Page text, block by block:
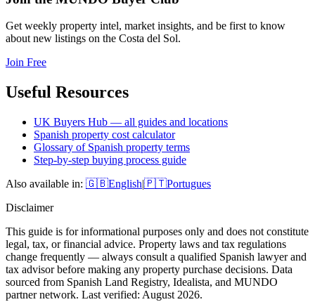
Get weekly property intel, market insights, and be first to know
about new listings on the Costa del Sol.
Join Free
Useful Resources
UK Buyers Hub — all guides and locations
Spanish property cost calculator
Glossary of Spanish property terms
Step-by-step buying process guide
Also available in: 🇬🇧English|🇵🇹Portugues
Disclaimer
This guide is for informational purposes only and does not constitute
legal, tax, or financial advice. Property laws and tax regulations
change frequently — always consult a qualified Spanish lawyer and
tax advisor before making any property purchase decisions. Data
sourced from Spanish Land Registry, Idealista, and MUNDO
partner network. Last verified: August 2026.